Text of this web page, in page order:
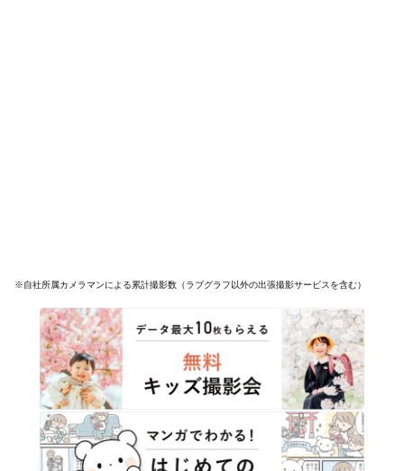
※自社所属カメラマンによる累計撮影数（ラブグラフ以外の出張撮影サービスを含む）